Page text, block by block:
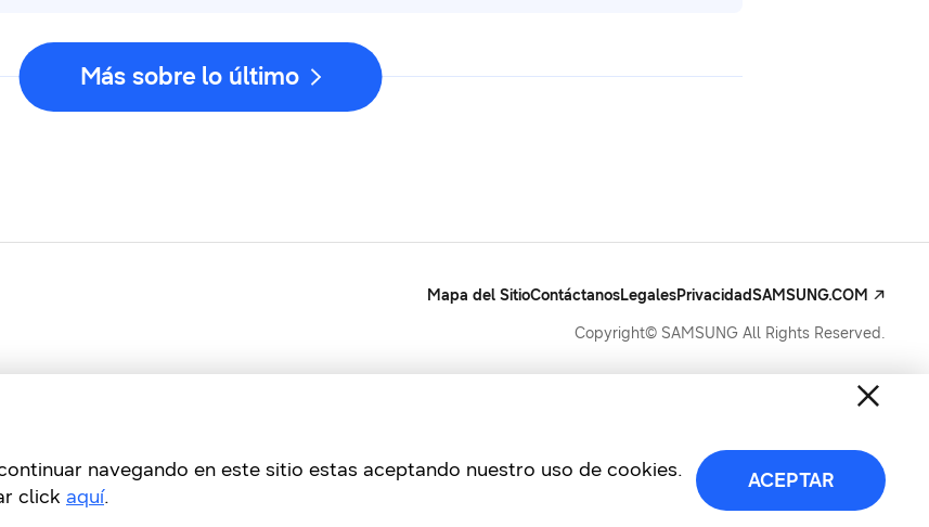
Más sobre lo último
Mapa del SitioContáctanosLegalesPrivacidadSAMSUNG.COM
Copyright© SAMSUNG All Rights Reserved.
navegando en este sitio estas aceptando nuestro uso de cookies.
click aquí.
ACEPTAR